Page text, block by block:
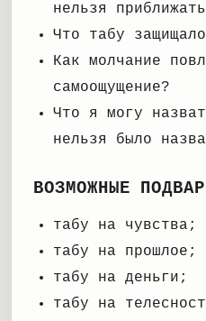
нельзя
Что табу
Как молчание
самоощущение?
Что я могу
нельзя было
ВОЗМОЖНЫЕ
табу на чувства;
табу на прошлое;
табу на деньги;
табу на